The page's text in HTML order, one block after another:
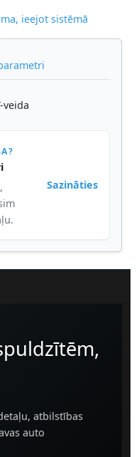
ieejot sistēmā
veida
Sazināties
atbilstības
auto